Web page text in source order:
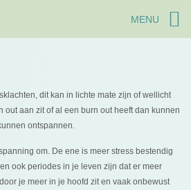
MENU
dit kan in lichte mate zijn of wellicht
out aan zit of al een burn out heeft dan kunnen
ontspannen.
om. De ene is meer stress bestendig
ook periodes in je leven zijn dat er meer
je meer in je hoofd zit en vaak onbewust